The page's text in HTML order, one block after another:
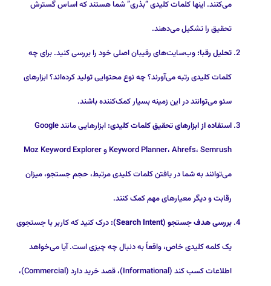
می‌کنند. اینها کلمات کلیدی “بذری” شما هستند که اساس گسترش
تحقیق را تشکیل می‌دهند.
تحلیل رقبا: وب‌سایت‌های رقیبان اصلی خود را بررسی کنید. برای چه
کلمات کلیدی رتبه می‌آورند؟ چه نوع محتوایی تولید کرده‌اند؟ ابزارهای
سئو می‌توانند در این زمینه بسیار کمک‌کننده باشند.
استفاده از ابزارهای تحقیق کلمات کلیدی:
ابزارهایی مانند Google
Keyword Planner، Ahrefs، Semrush و Moz Keyword Explorer
می‌توانند به شما در یافتن کلمات کلیدی مرتبط، حجم جستجو، میزان
رقابت و دیگر معیارهای مهم کمک کنند.
بررسی هدف جستجو (Search Intent):
درک کنید که کاربر با جستجوی
یک کلمه کلیدی خاص، واقعاً به دنبال چه چیزی است. آیا می‌خواهد
اطلاعات کسب کند (Informational)، قصد خرید دارد (Commercial)،